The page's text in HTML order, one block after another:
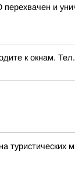
и
к окнам.
туристических